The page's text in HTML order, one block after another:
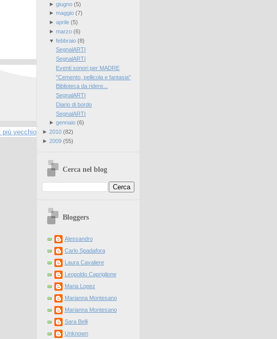
più vecchio
► giugno(5)
► maggio(7)
► aprile(5)
► marzo(6)
▼ febbraio(8)
SegnalARTI
SegnalARTI
Eventi sonori per MADRE
"Cemento, pellicola e fantasia"
Biblioteca da ridere...
SegnalARTI
Diario di bordo
SegnalARTI
► gennaio(6)
► 2010(82)
► 2009(55)
Cerca nel blog
Bloggers
Alessandro
Carlo Spadafora
Laura Cavaliere
Leopoldo Capriglione
Maria Lopez
Marianna Montesano
Marianna Montesano
Sara Belli
Unknown